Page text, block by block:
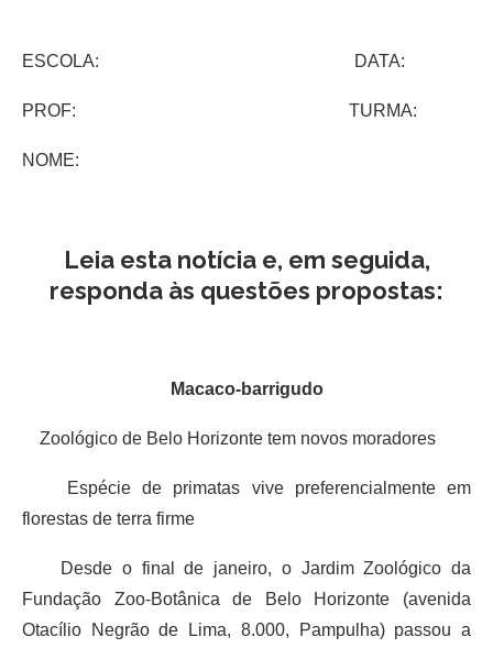
ESCOLA: DATA:
PROF: TURMA:
NOME:
Leia esta notícia e, em seguida,
responda às questões propostas:
Macaco-barrigudo
Zoológico de Belo Horizonte tem novos moradores
Espécie de primatas vive preferencialmente em
florestas de terra firme
Desde o final de janeiro, o Jardim Zoológico da
Fundação Zoo-Botânica de Belo Horizonte (avenida
Otacílio Negrão de Lima, 8.000, Pampulha) passou a